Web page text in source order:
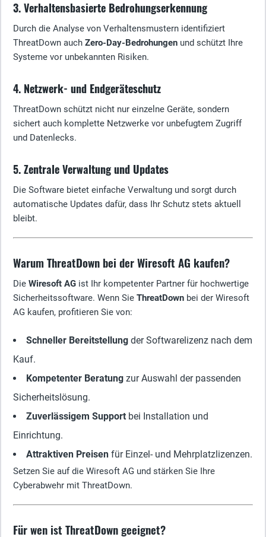
3. Verhaltensbasierte Bedrohungserkennung
Durch die Analyse von Verhaltensmustern identifiziert
ThreatDown auch Zero-Day-Bedrohungen und schützt Ihre
Systeme vor unbekannten Risiken.
4. Netzwerk- und Endgeräteschutz
ThreatDown schützt nicht nur einzelne Geräte, sondern
sichert auch komplette Netzwerke vor unbefugtem Zugriff
und Datenlecks.
5. Zentrale Verwaltung und Updates
Die Software bietet einfache Verwaltung und sorgt durch
automatische Updates dafür, dass Ihr Schutz stets aktuell
bleibt.
Warum ThreatDown bei der Wiresoft AG kaufen?
Die Wiresoft AG ist Ihr kompetenter Partner für hochwertige
Sicherheitssoftware. Wenn Sie ThreatDown bei der Wiresoft
AG kaufen, profitieren Sie von:
Schneller Bereitstellung der Softwarelizenz nach dem
Kauf.
Kompetenter Beratung zur Auswahl der passenden
Sicherheitslösung.
Zuverlässigem Support bei Installation und
Einrichtung.
Attraktiven Preisen für Einzel- und Mehrplatzlizenzen.
Setzen Sie auf die Wiresoft AG und stärken Sie Ihre
Cyberabwehr mit ThreatDown.
Für wen ist ThreatDown geeignet?